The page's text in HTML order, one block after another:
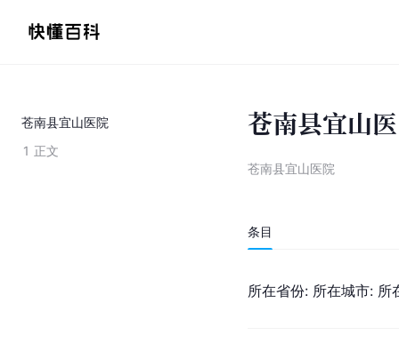
苍南县宜山医院
1 正文
苍南县宜山
苍南县宜山医院
条目
所在省份: 所在城市: 所